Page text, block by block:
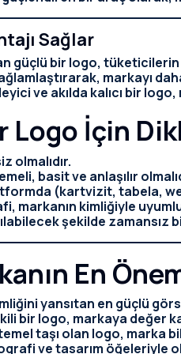
Sağlar
güçlü bir logo,
markayı
ve akılda kalıcı bir
Logo İçin
olmalıdır.
basit ve anlaşılır
(kartvizit, tabela,
markanın kimliğiyle uyumlu
şekilde zamansız
En
yansıtan en güçlü
bir logo, markaya değer
taşı olan logo, marka
ve tasarım öğeleriyle